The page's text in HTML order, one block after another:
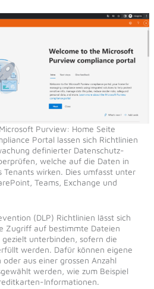
Purview: Home Seite
Portal lassen sich Richtlinien
definierter Datenschutz-
welche auf die Daten in
Tenants wirken. Dies umfasst unter
Teams, Exchange und
(DLP) Richtlinien lässt sich
Zugriff auf bestimmte Dateien
unterbinden, sofern die
werden. Dafür können eigene
aus einer grossen Anzahl
werden, wie zum Beispiel
Informationen.